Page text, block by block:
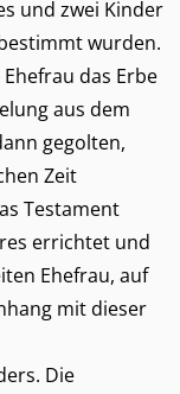
und zwei Kinder
wurden.
das Erbe
aus dem
gegolten,
Zeit
Testament
errichtet und
Ehefrau, auf
mit dieser
Die